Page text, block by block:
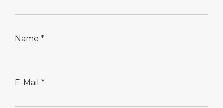
Name *
E-Mail *